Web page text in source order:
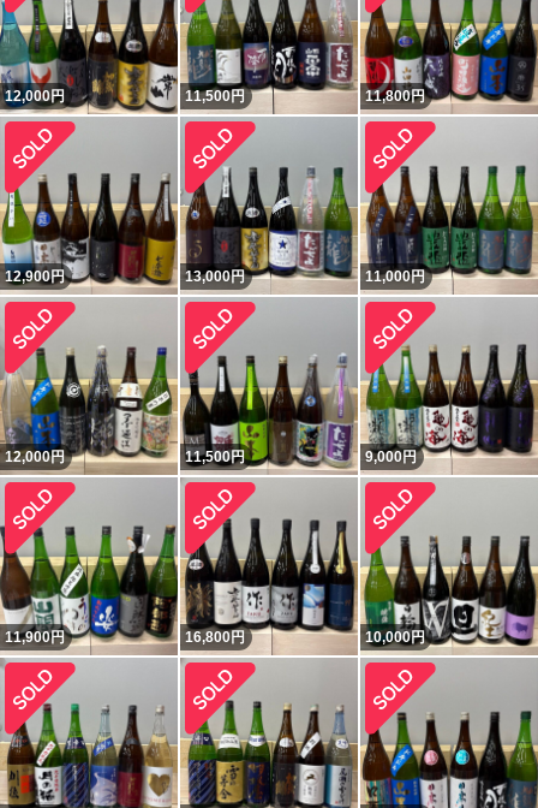
12,000円 11,500円 11,800円
12,900円 13,000円 11,000円
12,000円 11,500円 9,000円
11,900円 16,800円 10,000円